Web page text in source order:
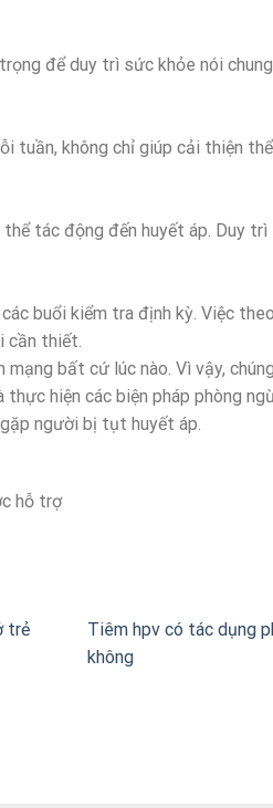
để duy trì sức khỏe nói
tuần, không chỉ giúp cải thiện
tác động đến huyết áp. Duy trì
buổi kiểm tra định kỳ. Việc
cần thiết.
bất cứ lúc nào. Vì vậy,
hiện các biện pháp phòng
người bị tụt huyết áp.
hỗ trợ
trẻ
Tiêm hpv có tác dụng
không